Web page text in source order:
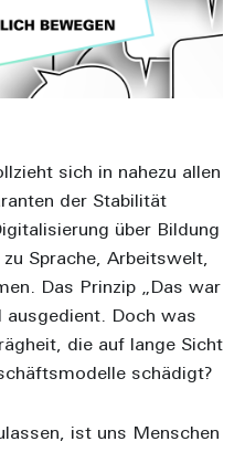
sich in nahezu allen
der Stabilität
über Bildung
Sprache, Arbeitswelt,
Das Prinzip „Das war
Doch was
die auf lange Sicht
schädigt?
ist uns Menschen